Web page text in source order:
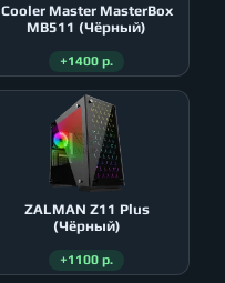
Cooler Master MasterBox
MB511 (Чёрный)
+1400 р.
ZALMAN Z11 Plus
(Чёрный)
+1100 р.